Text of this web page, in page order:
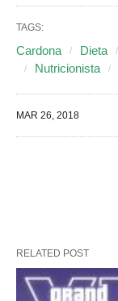
TAGS:
Cardona Dieta
Nutricionista
MAR 26, 2018
RELATED POST